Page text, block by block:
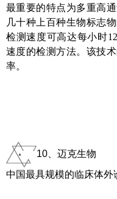
最重要的特点为多重高
几十种上百种生物标志
检测速度可高达每小时
速度的检测方法。该技
率。
10、迈克生物
中国最具规模的临床体外